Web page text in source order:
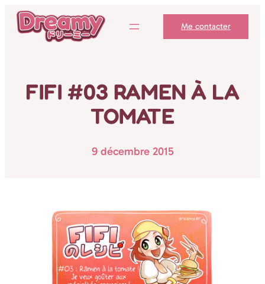
Aller
Me contacter
FIFI #03 RAMEN À LA
TOMATE
9 décembre 2015